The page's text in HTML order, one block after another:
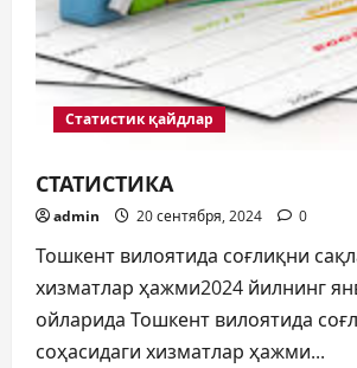
Статистик қайдлар
СТАТИСТИКА
admin 20 сентября, 2024 0
Тошкент вилоятида соғлиқни
хизматлар ҳажми2024 йилнинг
ойларида Тошкент вилоятида
соҳасидаги хизматлар ҳажми...